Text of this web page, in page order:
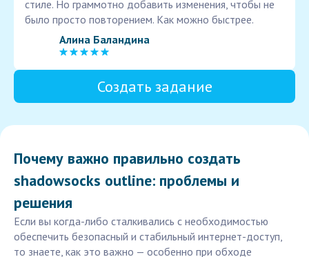
стиле. Но граммотно добавить изменения, чтобы не
было просто повторением. Как можно быстрее.
Алина Баландина
Создать задание
Почему важно правильно создать
shadowsocks outline: проблемы и
решения
Если вы когда-либо сталкивались с необходимостью
обеспечить безопасный и стабильный интернет-доступ,
то знаете, как это важно — особенно при обходе